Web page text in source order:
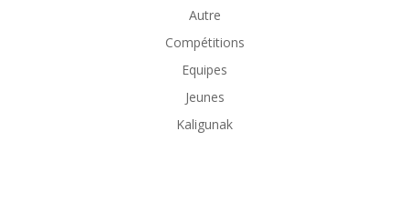
Autre
Compétitions
Equipes
Jeunes
Kaligunak